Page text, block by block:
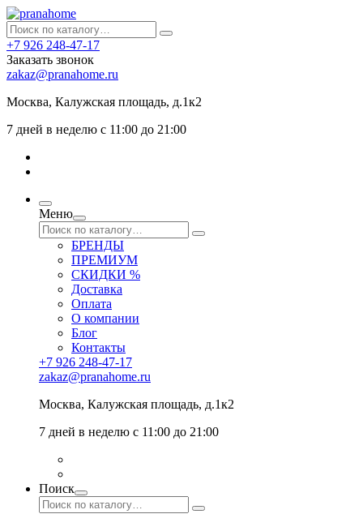
+7 926 248-47-17
Заказать звонок
zakaz@pranahome.ru
Москва, Калужская площадь, д.1к2
7 дней в неделю с 11:00 до 21:00
Меню
БРЕНДЫ
ПРЕМИУМ
СКИДКИ %
Доставка
Оплата
О компании
Блог
Контакты
+7 926 248-47-17
zakaz@pranahome.ru
Москва, Калужская площадь, д.1к2
7 дней в неделю с 11:00 до 21:00
Поиск